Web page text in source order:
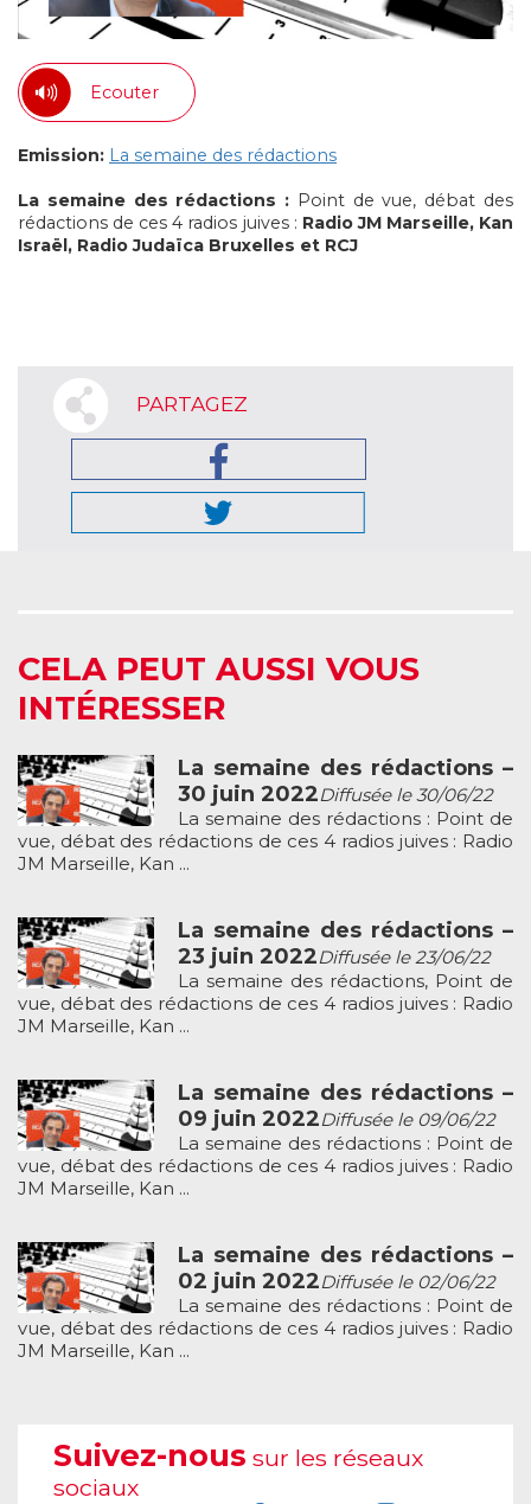
Ecouter
Emission: La semaine des rédactions
La semaine des rédactions : Point de vue, débat des
rédactions de ces 4 radios juives : Radio JM Marseille, Kan
Israël, Radio Judaïca Bruxelles et RCJ
PARTAGEZ
CELA PEUT AUSSI VOUS
INTÉRESSER
La semaine des rédactions –
30 juin 2022Diffusée le 30/06/22
La semaine des rédactions : Point de
vue, débat des rédactions de ces 4 radios juives : Radio
JM Marseille, Kan ...
La semaine des rédactions –
23 juin 2022Diffusée le 23/06/22
La semaine des rédactions, Point de
vue, débat des rédactions de ces 4 radios juives : Radio
JM Marseille, Kan ...
La semaine des rédactions –
09 juin 2022Diffusée le 09/06/22
La semaine des rédactions : Point de
vue, débat des rédactions de ces 4 radios juives : Radio
JM Marseille, Kan ...
La semaine des rédactions –
02 juin 2022Diffusée le 02/06/22
La semaine des rédactions : Point de
vue, débat des rédactions de ces 4 radios juives : Radio
JM Marseille, Kan ...
Suivez-nous sur les réseaux
sociaux